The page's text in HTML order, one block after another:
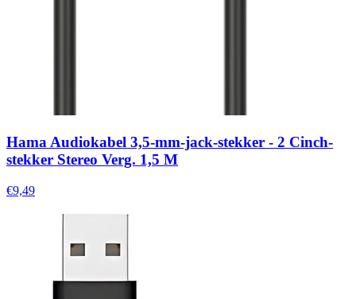
Hama Audiokabel 3,5-mm-jack-stekker - 2 Cinch-
stekker Stereo Verg. 1,5 M
€9,49